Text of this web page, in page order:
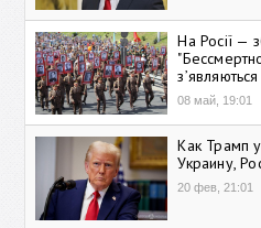
На Росії —
08 май, 19:01
Как Трамп
Украину,
20 фев, 21:01